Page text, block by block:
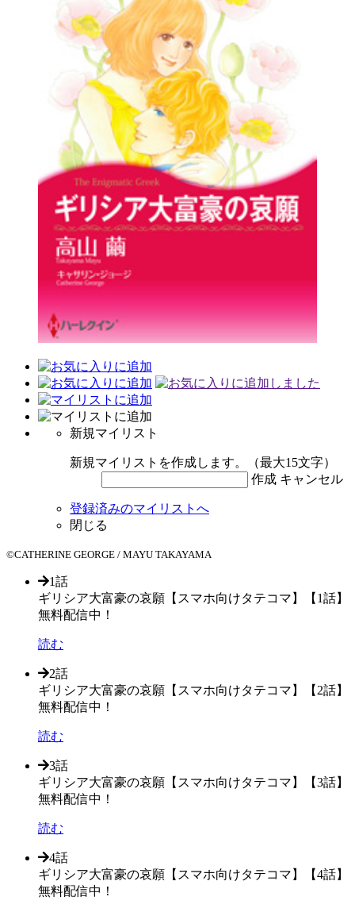
新規マイリスト
新規マイリストを作成します。（最大15文字）
作成 キャンセル
登録済みのマイリストへ
閉じる
©CATHERINE GEORGE / MAYU TAKAYAMA
1話
ギリシア大富豪の哀願【スマホ向けタテコマ】【1話】
無料配信中！
読む
2話
ギリシア大富豪の哀願【スマホ向けタテコマ】【2話】
無料配信中！
読む
3話
ギリシア大富豪の哀願【スマホ向けタテコマ】【3話】
無料配信中！
読む
4話
ギリシア大富豪の哀願【スマホ向けタテコマ】【4話】
無料配信中！